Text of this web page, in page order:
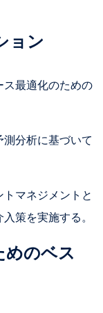
ョン
ス最適化のための
分析に基づいて
マネジメントと
策を実施する。
めのベス